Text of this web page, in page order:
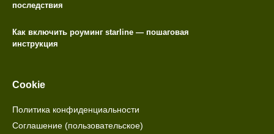
последствия
Как включить роуминг starline — пошаговая
инструкция
Cookie
Политика конфиденциальности
Соглашение (пользовательское)